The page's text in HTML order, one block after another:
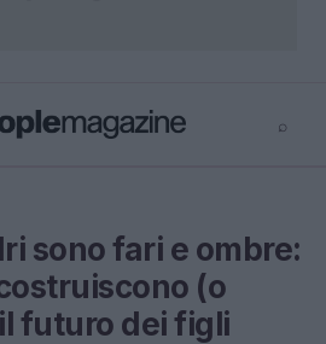
⌕
sono fari e ombre:
(o
futuro dei figli